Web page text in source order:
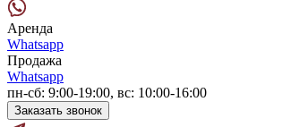
Аренда
Whatsapp
Продажа
Whatsapp
пн-сб: 9:00-19:00, вс: 10:00-16:00
Заказать звонок